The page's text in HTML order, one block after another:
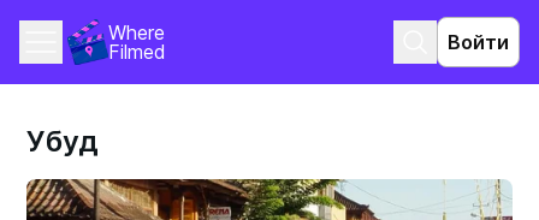
Where
Filmed
Войти
Убуд